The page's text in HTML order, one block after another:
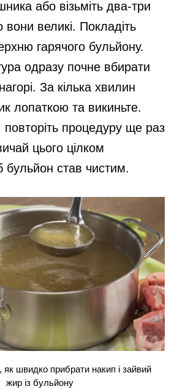
або візьміть два-три
великі. Покладіть
гарячого бульйону.
одразу почне вбирати
За кілька хвилин
лопаткою та викиньте.
процедуру ще раз
цього цілком
бульйон став чистим.
як швидко прибрати накип і зайвий
жир із бульйону